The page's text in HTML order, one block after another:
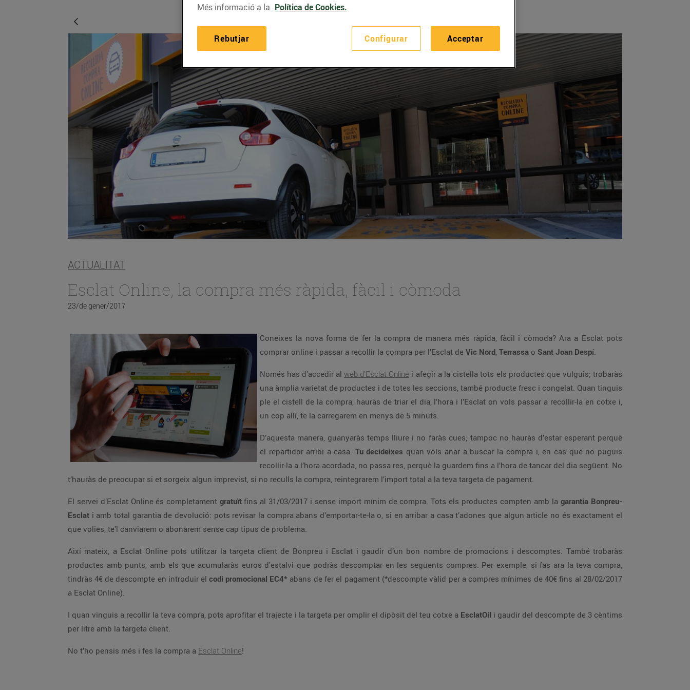
ACTUALITAT
Esclat Online, la compra més ràpida, fàcil i còmoda
23/de gener/2017
Coneixes la nova forma de fer la compra de manera més ràpida, fàcil i còmoda? Ara a Esclat pots
comprar online i passar a recollir la compra per l’Esclat de Vic Nord, Terrassa o Sant Joan Despí.
Només has d’accedir al web d’Esclat Online i afegir a la cistella tots els productes que vulguis; trobaràs
una àmplia varietat de productes i de totes les seccions, també producte fresc i congelat. Quan tinguis
ple el cistell de la compra, hauràs de triar el dia, l’hora i l’Esclat on vols passar a recollir-la en cotxe i,
un cop allí, te la carregarem en menys de 5 minuts.
D’aquesta manera, guanyaràs temps lliure i no faràs cues; tampoc no hauràs d’estar esperant perquè
el repartidor arribi a casa. Tu decideixes quan vols anar a buscar la compra i, en cas que no puguis
recollir-la a l’hora acordada, no passa res, perquè la guardem fins a l’hora de tancar del dia següent. No
t’hauràs de preocupar si et sorgeix algun imprevist, si no reculls la compra, reintegrarem l’import total a la teva targeta de pagament.
El servei d’Esclat Online és completament gratuït fins al 31/03/2017 i sense import mínim de compra. Tots els productes compten amb la garantia Bonpreu-
Esclat i amb total garantia de devolució: pots revisar la compra abans d’emportar-te-la o, si en arribar a casa t’adones que algun article no és exactament el
que volies, te’l canviarem o abonarem sense cap tipus de problema.
Així mateix, a Esclat Online pots utilitzar la targeta client de Bonpreu i Esclat i gaudir d’un bon nombre de promocions i descomptes. També trobaràs
productes amb punts, amb els que acumularàs euros d'estalvi que podràs descomptar en les següents compres. Per exemple, si fas ara la teva compra,
tindràs 4€ de descompte en introduir el codi promocional EC4* abans de fer el pagament (*descompte vàlid per a compres mínimes de 40€ fins al 28/02/2017
a Esclat Online).
I quan vinguis a recollir la teva compra, pots aprofitar el trajecte i la targeta per omplir el dipòsit del teu cotxe a EsclatOil i gaudir del descompte de 3 cèntims
per litre amb la targeta client.
No t’ho pensis més i fes la compra a Esclat Online!
Més informació a la Política de Cookies.
Configurar
Rebutjar Acceptar